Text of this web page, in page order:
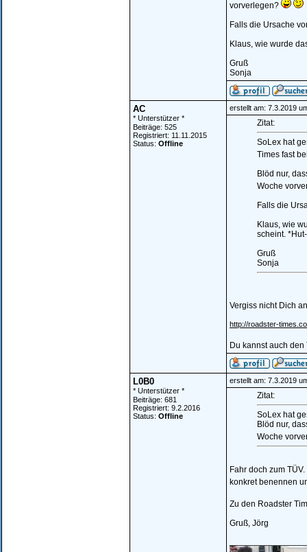
vorverlegen?
Falls die Ursache
Klaus, wie wurde
Gruß
Sonja
AC
* Unterstützer *
Beiträge: 525
Registriert: 11.11.2015
Status: Offline
erstellt am: 7.3.2019
Zitat:
SoLex hat
Times fast
Blöd nur,
Woche
Falls die
Klaus, wie
scheint.
Gruß
Sonja
Vergiss nicht Dich
http://roadster-
Du kannst auch
L0B0
* Unterstützer *
Beiträge: 681
Registriert: 9.2.2016
Status: Offline
erstellt am: 7.3.2019
Zitat:
SoLex hat
Blöd nur,
Woche
Fahr doch zum
konkret benennen
Zu den Roadster
Gruß, Jörg